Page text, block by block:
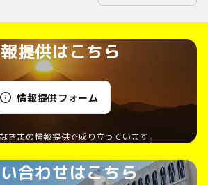
提供はこちら
情報提供フォーム
さまの情報提供で成り立っています。
合わせはこちら